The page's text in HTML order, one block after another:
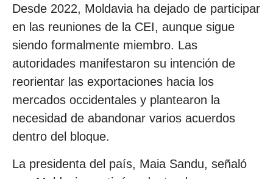
Desde 2022, Moldavia ha dejado de participar
en las reuniones de la CEI, aunque sigue
siendo formalmente miembro. Las
autoridades manifestaron su intención de
reorientar las exportaciones hacia los
mercados occidentales y plantearon la
necesidad de abandonar varios acuerdos
dentro del bloque.
La presidenta del país, Maia Sandu, señaló